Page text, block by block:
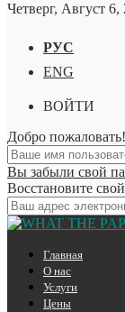
Четверг, Август 6,
РУС
ENG
ВОЙТИ
Добро
Вы забыли свой
Восстановите
Главная
О нас
Услуги
Цены